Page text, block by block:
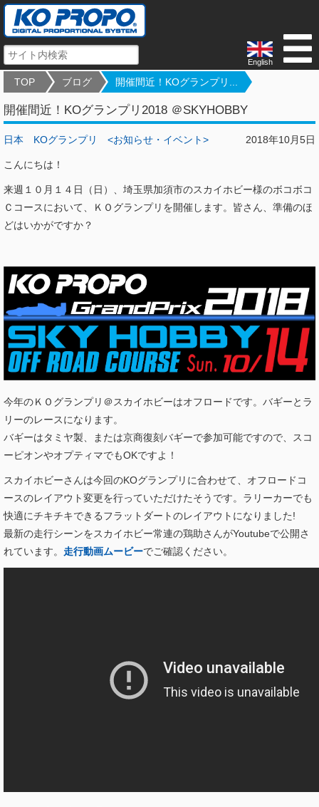
English
TOP ブログ 開催間近！KOグランプリ...
開催間近！KOグランプリ2018 ＠SKYHOBBY
2018年10月5日
日本 KOグランプリ <お知らせ・イベント>
こんにちは！
来週１０月１４日（日）、埼玉県加須市のスカイホビー様のボコボコ
Ｃコースにおいて、ＫＯグランプリを開催します。皆さん、準備のほ
どはいかがですか？
今年のＫＯグランプリ＠スカイホビーはオフロードです。バギーとラ
リーのレースになります。
バギーはタミヤ製、または京商復刻バギーで参加可能ですので、スコ
ーピオンやオプティマでもOKですよ！
スカイホビーさんは今回のKOグランプリに合わせて、オフロードコ
ースのレイアウト変更を行っていただけたそうです。ラリーカーでも
快適にチキチキできるフラットダートのレイアウトになりました!
最新の走行シーンをスカイホビー常連の鶏助さんがYoutubeで公開さ
れています。 走行動画ムービーでご確認ください。